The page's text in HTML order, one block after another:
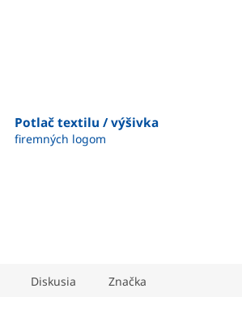
Potlač textilu / výšivka
firemných logom
Diskusia Značka